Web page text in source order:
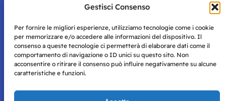
Gestisci Consenso
Per fornire le migliori esperienze, utilizziamo tecnologie come i cookie
per memorizzare e/o accedere alle informazioni del dispositivo. Il
consenso a queste tecnologie ci permetterà di elaborare dati come il
comportamento di navigazione o ID unici su questo sito. Non
acconsentire o ritirare il consenso può influire negativamente su alcune
caratteristiche e funzioni.
Storie di Napoli è una testata registrata presso il tribunale di